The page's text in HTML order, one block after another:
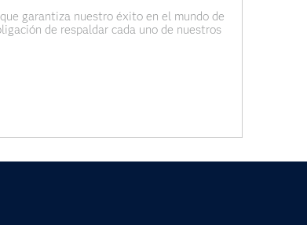
garantiza nuestro éxito en el mundo de
de respaldar cada uno de nuestros